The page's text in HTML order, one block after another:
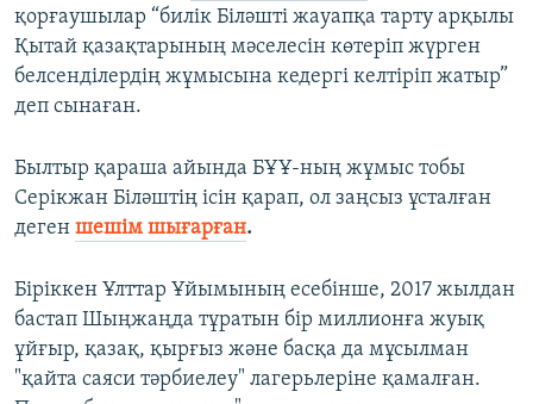
қорғаушылар “билік Біләшті жауапқа тарту арқылы
Қытай қазақтарының мәселесін көтеріп жүрген
белсенділердің жұмысына кедергі келтіріп жатыр”
деп сынаған.
Былтыр қараша айында БҰҰ-ның жұмыс тобы
Серікжан Біләштің ісін қарап, ол заңсыз ұсталған
деген шешім шығарған.
Біріккен Ұлттар Ұйымының есебінше, 2017 жылдан
бастап Шыңжаңда тұратын бір миллионға жуық
ұйғыр, қазақ, қырғыз және басқа да мұсылман
"қайта саяси тәрбиелеу" лагерьлеріне қамалған.